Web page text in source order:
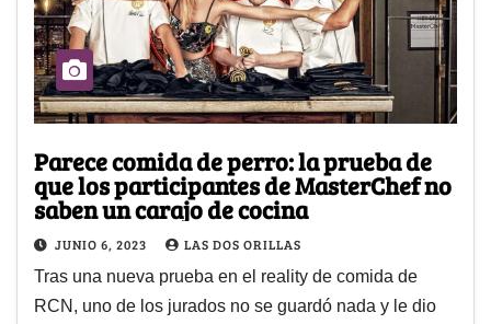
Parece comida de perro: la prueba de
que los participantes de MasterChef no
saben un carajo de cocina
JUNIO 6, 2023 LAS DOS ORILLAS
Tras una nueva prueba en el reality de comida de
RCN, uno de los jurados no se guardó nada y le dio